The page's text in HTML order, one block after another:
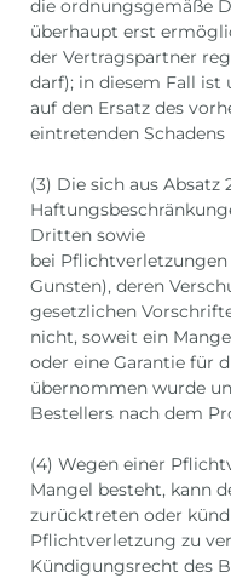
die ordnungsgemäße
überhaupt erst
der Vertragspartner
darf); in diesem Fall ist
auf den Ersatz des
eintretenden Schadens
(3) Die sich aus Absatz
Dritten sowie
bei
Gunsten), deren
gesetzlichen
nicht, soweit ein
oder eine Garantie für
übernommen wurde
Bestellers nach dem
(4) Wegen einer
Mangel besteht, kann
zurücktreten oder
Pflichtverletzung zu
Kündigungsrecht des